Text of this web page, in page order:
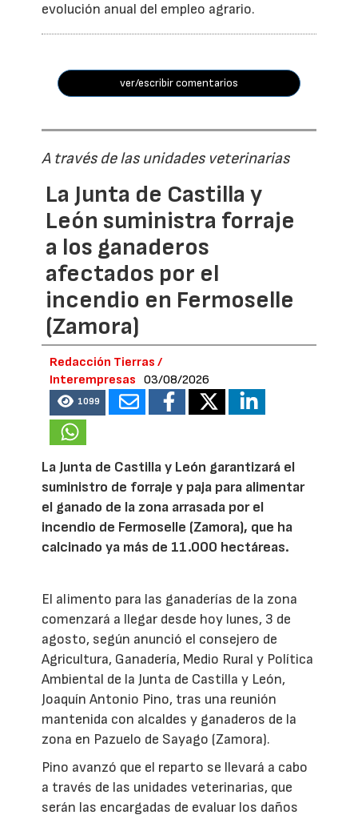
evolución anual del empleo agrario.
ver/escribir comentarios
A través de las unidades veterinarias
La Junta de Castilla y
León suministra forraje
a los ganaderos
afectados por el
incendio en Fermoselle
(Zamora)
Redacción Tierras /
Interempresas
03/08/2026
1099
La Junta de Castilla y León garantizará el
suministro de forraje y paja para alimentar
el ganado de la zona arrasada por el
incendio de Fermoselle (Zamora), que ha
calcinado ya más de 11.000 hectáreas.
El alimento para las ganaderías de la zona
comenzará a llegar desde hoy lunes, 3 de
agosto, según anunció el consejero de
Agricultura, Ganadería, Medio Rural y Política
Ambiental de la Junta de Castilla y León,
Joaquín Antonio Pino, tras una reunión
mantenida con alcaldes y ganaderos de la
zona en Pazuelo de Sayago (Zamora).
Pino avanzó que el reparto se llevará a cabo
a través de las unidades veterinarias, que
serán las encargadas de evaluar los daños